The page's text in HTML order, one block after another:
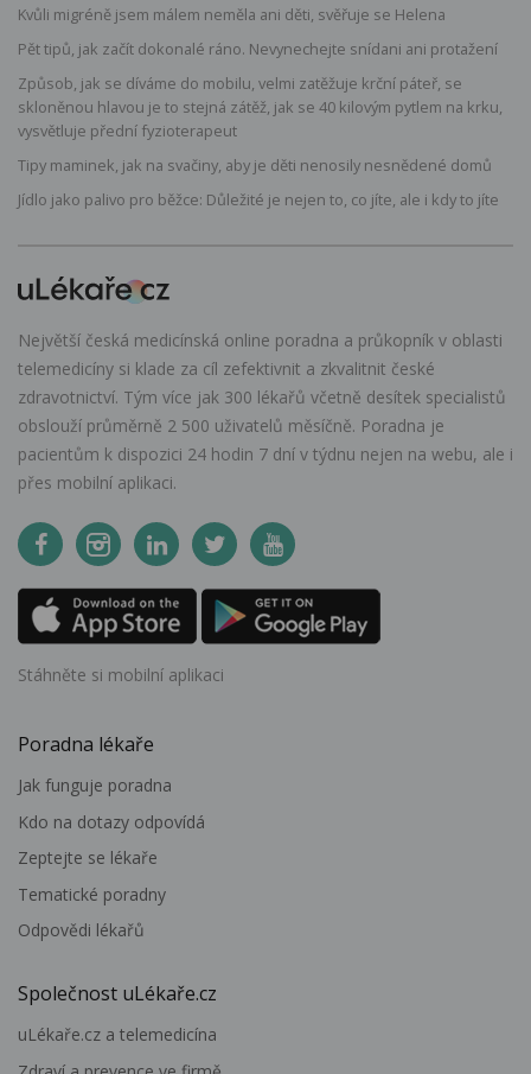
Kvůli migréně jsem málem neměla ani děti, svěřuje se Helena
Pět tipů, jak začít dokonalé ráno. Nevynechejte snídani ani protažení
Způsob, jak se díváme do mobilu, velmi zatěžuje krční páteř, se
skloněnou hlavou je to stejná zátěž, jak se 40 kilovým pytlem na krku,
vysvětluje přední fyzioterapeut
Tipy maminek, jak na svačiny, aby je děti nenosily nesnědené domů
Jídlo jako palivo pro běžce: Důležité je nejen to, co jíte, ale i kdy to jíte
Největší česká medicínská online poradna a průkopník v oblasti
telemedicíny si klade za cíl zefektivnit a zkvalitnit české
zdravotnictví. Tým více jak 300 lékařů včetně desítek specialistů
obslouží průměrně 2 500 uživatelů měsíčně. Poradna je
pacientům k dispozici 24 hodin 7 dní v týdnu nejen na webu, ale i
přes mobilní aplikaci.
Stáhněte si mobilní aplikaci
Poradna lékaře
Jak funguje poradna
Kdo na dotazy odpovídá
Zeptejte se lékaře
Tematické poradny
Odpovědi lékařů
Společnost uLékaře.cz
uLékaře.cz a telemedicína